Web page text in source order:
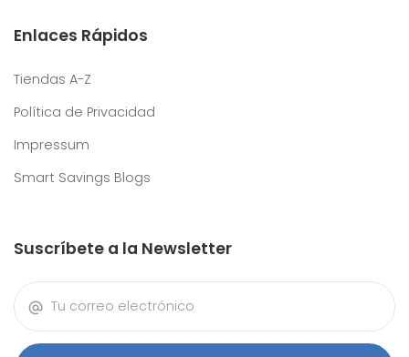
Enlaces Rápidos
Tiendas A-Z
Política de Privacidad
Impressum
Smart Savings Blogs
Suscríbete a la Newsletter